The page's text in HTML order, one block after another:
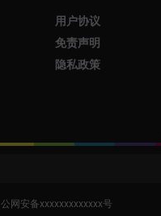
用户协议
免责声明
隐私政策
公网安备xxxxxxxxxxxxx号